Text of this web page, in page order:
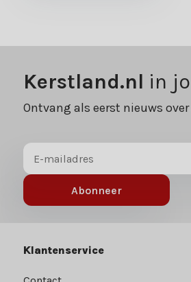
Kerstland.nl in
Ontvang als eerst nieuws
Abonneer
Klantenservice